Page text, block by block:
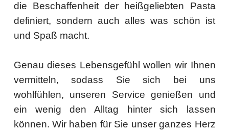
die Beschaffenheit der heißgeliebten Pasta
definiert, sondern auch alles was schön ist
und Spaß macht.
Genau dieses Lebensgefühl wollen wir Ihnen
vermitteln, sodass Sie sich bei uns
wohlfühlen, unseren Service genießen und
ein wenig den Alltag hinter sich lassen
können. Wir haben für Sie unser ganzes Herz